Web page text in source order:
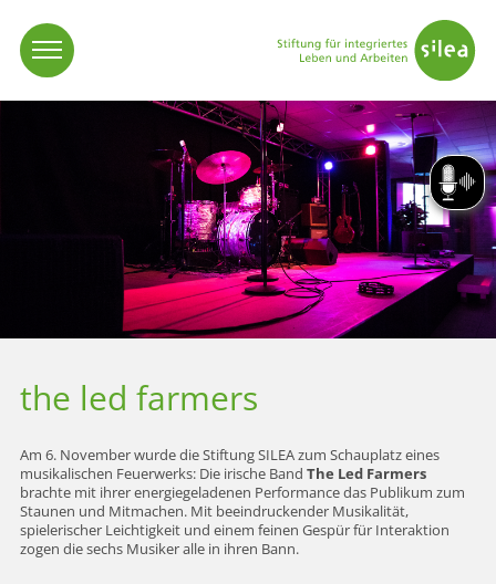
the led farmers
Am 6. November wurde die Stiftung SILEA zum Schauplatz eines
musikalischen Feuerwerks: Die irische Band The Led Farmers
brachte mit ihrer energiegeladenen Performance das Publikum zum
Staunen und Mitmachen. Mit beeindruckender Musikalität,
spielerischer Leichtigkeit und einem feinen Gespür für Interaktion
zogen die sechs Musiker alle in ihren Bann.
Vorlesen